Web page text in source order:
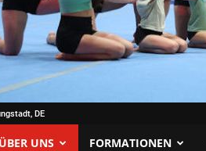
DE
ÜBER UNS FORMATIONEN